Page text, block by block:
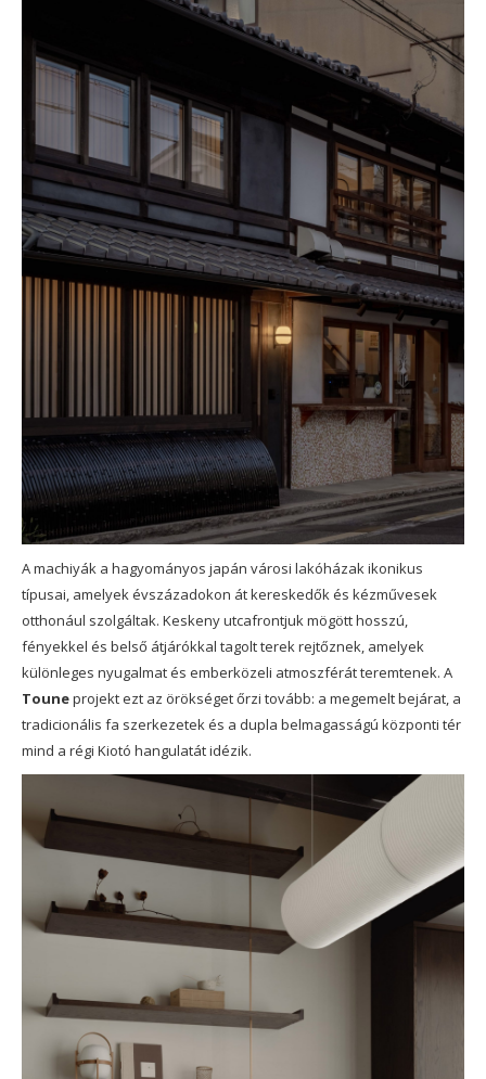
A machiyák a hagyományos japán városi lakóházak ikonikus
típusai, amelyek évszázadokon át kereskedők és kézművesek
otthonául szolgáltak. Keskeny utcafrontjuk mögött hosszú,
fényekkel és belső átjárókkal tagolt terek rejtőznek, amelyek
különleges nyugalmat és emberközeli atmoszférát teremtenek. A
Touneprojekt ezt az örökséget őrzi tovább: a megemelt bejárat, a
tradicionális fa szerkezetek és a dupla belmagasságú központi tér
mind a régi Kiotó hangulatát idézik.